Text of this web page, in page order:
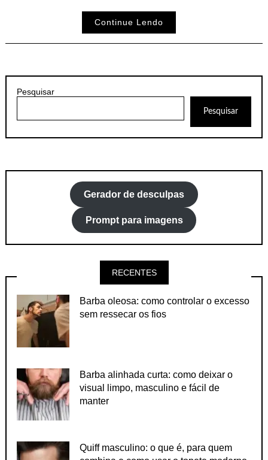
Continue Lendo
Pesquisar
Pesquisar
Gerador de desculpas
Prompt para imagens
RECENTES
Barba oleosa: como controlar o excesso
sem ressecar os fios
Barba alinhada curta: como deixar o
visual limpo, masculino e fácil de
manter
Quiff masculino: o que é, para quem